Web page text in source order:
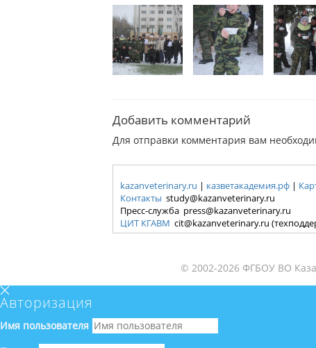
Добавить комментарий
Для отправки комментария вам
kazanveterinary.ru | казветакадемия.рф |
Контакты study@kazanveterinary.ru
Пресс-служба press@kazanveterinary.ru
ЦИТ КГАВМ cit@kazanveterinary.ru
© 2002-2026 ФГБОУ ВО
Авторизация
Имя пользователя